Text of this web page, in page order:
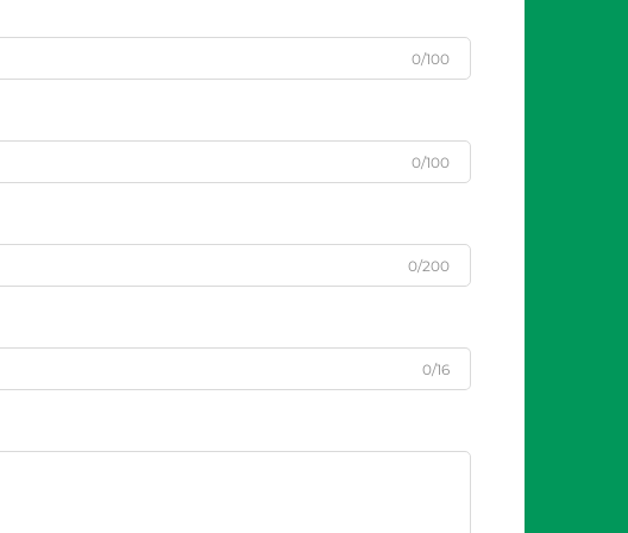
0/100
0/100
0/200
0/16